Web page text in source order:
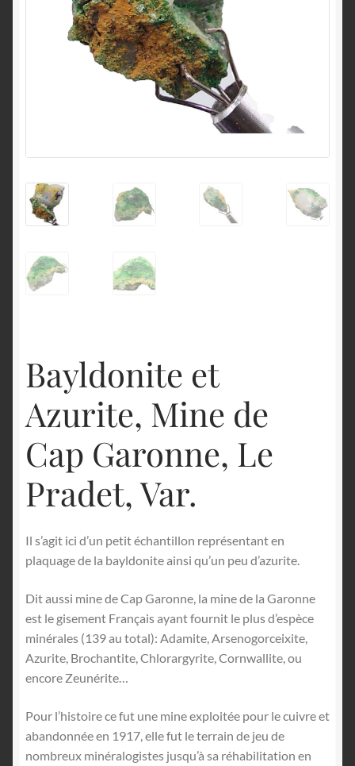
Bayldonite et
Azurite, Mine de
Cap Garonne, Le
Pradet, Var.
Il s’agit ici d’un petit échantillon représentant en
plaquage de la bayldonite ainsi qu’un peu d’azurite.
Dit aussi mine de Cap Garonne, la mine de la Garonne
est le gisement Français ayant fournit le plus d’espèce
minérales (139 au total): Adamite, Arsenogorceixite,
Azurite, Brochantite, Chlorargyrite, Cornwallite, ou
encore Zeunérite…
Pour l’histoire ce fut une mine exploitée pour le cuivre et
abandonnée en 1917, elle fut le terrain de jeu de
nombreux minéralogistes jusqu’à sa réhabilitation en